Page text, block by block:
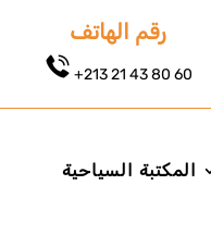
رقم الهاتف
+213 21 43 80 60
المكتبة السياحية